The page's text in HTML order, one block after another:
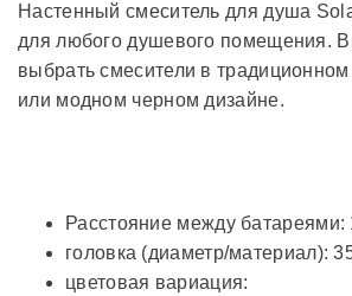
Настенный смеситель для душа
для любого душевого помещения.
выбрать смесители в
или модном черном дизайне.
Расстояние между
головка (диаметр/материал):
цветовая вариация: